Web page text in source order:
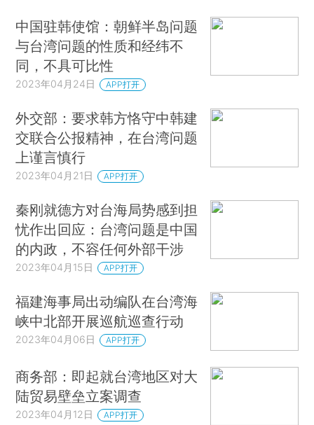
中国驻韩使馆：朝鲜半岛问题
与台湾问题的性质和经纬不
同，不具可比性
2023年04月24日 APP打开
外交部：要求韩方恪守中韩建
交联合公报精神，在台湾问题
上谨言慎行
2023年04月21日 APP打开
秦刚就德方对台海局势感到担
忧作出回应：台湾问题是中国
的内政，不容任何外部干涉
2023年04月15日 APP打开
福建海事局出动编队在台湾海
峡中北部开展巡航巡查行动
2023年04月06日 APP打开
商务部：即起就台湾地区对大
陆贸易壁垒立案调查
2023年04月12日 APP打开